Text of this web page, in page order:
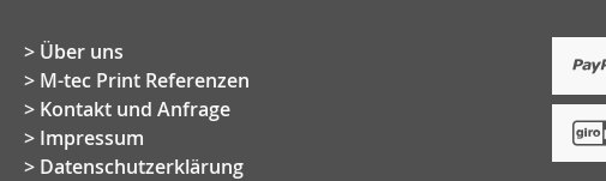
Über uns
M-tec Print Referenzen
Kontakt und Anfrage
Impressum
Datenschutzerklärung